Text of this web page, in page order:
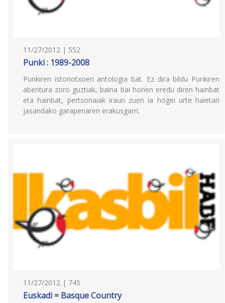
11/27/2012 | 552
Punki : 1989-2008
Punkiren istoriotxoen antologia bat. Ez dira bildu Punkiren
abentura zoro guztiak, baina bai horien eredu diren hainbat
eta hainbat, pertsonaiak iraun zuen ia hogei urte haietan
jasandako garapenaren erakusgarri.
11/27/2012 | 745
Euskadi = Basque Country